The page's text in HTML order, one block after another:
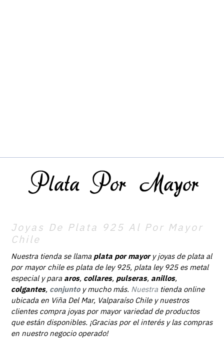
Joyas De Plata 925 Al Por Mayor
Chile
Nuestra tienda se llama plata por mayory joyas de plata al
por mayor chile es plata de ley 925, plata ley 925 es metal
especial y para aros, collares, pulseras, anillos,
colgantes, conjunto y mucho más. Nuestra tienda online
ubicada en Viña Del Mar, Valparaíso Chile y nuestros
clientes compra joyas por mayor variedad de productos
que están disponibles. ¡Gracias por el interés y las compras
en nuestro negocio operado!